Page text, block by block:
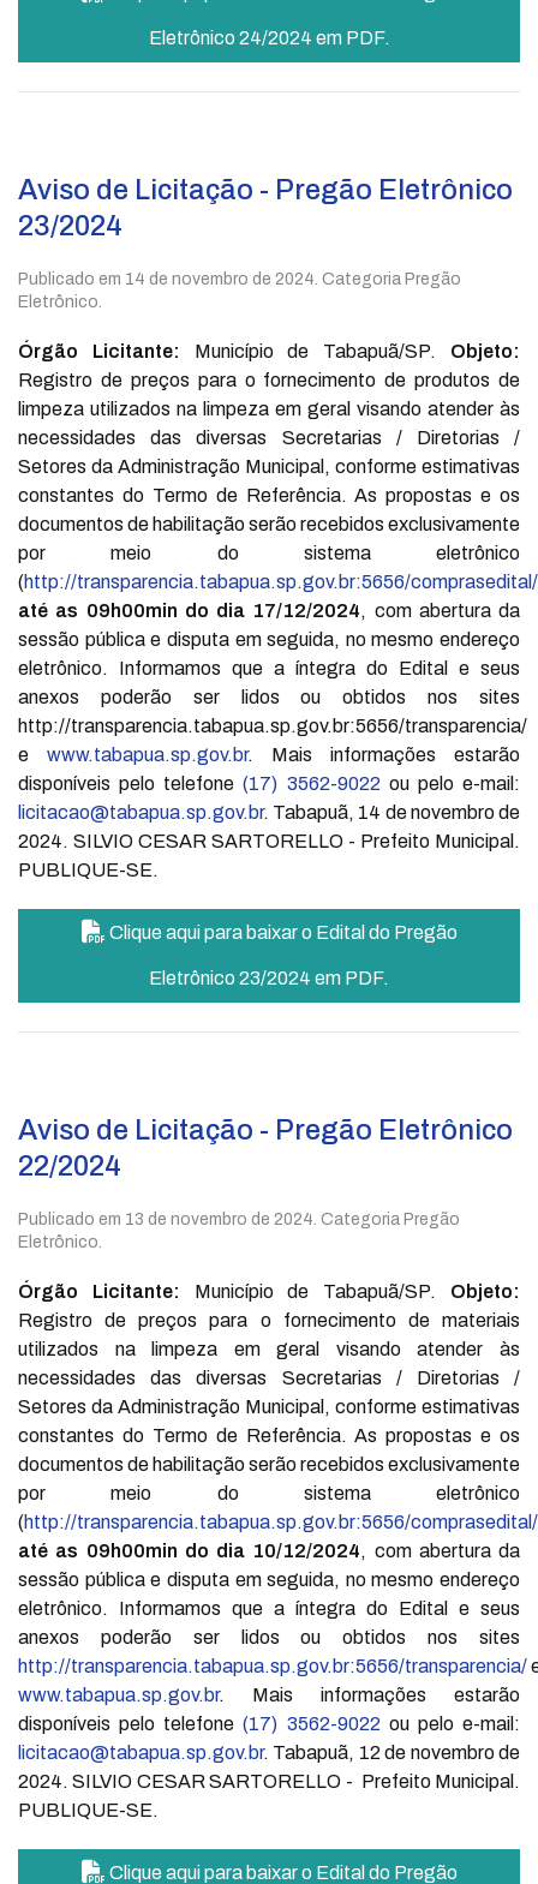
Eletrônico 24/2024 em PDF.
Aviso de Licitação - Pregão Eletrônico
23/2024
Publicado em 14 de novembro de 2024 . Categoria Pregão
Eletrônico.
Órgão Licitante: Município de Tabapuã/SP. Objeto:
Registro de preços para o fornecimento de produtos de
limpeza utilizados na limpeza em geral visando atender às
necessidades das diversas Secretarias / Diretorias /
Setores da Administração Municipal, conforme estimativas
constantes do Termo de Referência. As propostas e os
documentos de habilitação serão recebidos exclusivamente
por meio do sistema eletrônico
(http://transparencia.tabapua.sp.gov.br:5656/comprasedital/
até as 09h00min do dia 17/12/2024, com abertura da
sessão pública e disputa em seguida, no mesmo endereço
eletrônico. Informamos que a íntegra do Edital e seus
anexos poderão ser lidos ou obtidos nos sites
http://transparencia.tabapua.sp.gov.br:5656/transparencia/
e www.tabapua.sp.gov.br. Mais informações estarão
disponíveis pelo telefone(17) 3562-9022 ou pelo e-mail:
licitacao@tabapua.sp.gov.br. Tabapuã, 14 de novembro de
2024. SILVIO CESAR SARTORELLO - Prefeito Municipal.
PUBLIQUE-SE.
Clique aqui para baixar o Edital do Pregão
Eletrônico 23/2024 em PDF.
Aviso de Licitação - Pregão Eletrônico
22/2024
Publicado em 13 de novembro de 2024 . Categoria Pregão
Eletrônico.
Órgão Licitante: Município de Tabapuã/SP. Objeto:
Registro de preços para o fornecimento de materiais
utilizados na limpeza em geral visando atender às
necessidades das diversas Secretarias / Diretorias /
Setores da Administração Municipal, conforme estimativas
constantes do Termo de Referência. As propostas e os
documentos de habilitação serão recebidos exclusivamente
por meio do sistema eletrônico
(http://transparencia.tabapua.sp.gov.br:5656/comprasedital/
até as 09h00min do dia 10/12/2024, com abertura da
sessão pública e disputa em seguida, no mesmo endereço
eletrônico. Informamos que a íntegra do Edital e seus
anexos poderão ser lidos ou obtidos nos sites
http://transparencia.tabapua.sp.gov.br:5656/transparencia/
www.tabapua.sp.gov.br. Mais informações estarão
disponíveis pelo telefone(17) 3562-9022 ou pelo e-mail:
licitacao@tabapua.sp.gov.br. Tabapuã, 12 de novembro de
2024. SILVIO CESAR SARTORELLO - Prefeito Municipal.
PUBLIQUE-SE.
Clique aqui para baixar o Edital do Pregão